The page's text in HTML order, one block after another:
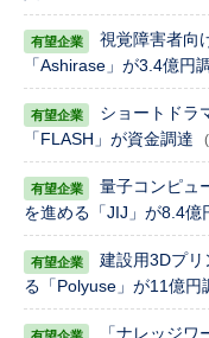
視覚障害者向
「Ashirase」が3.4億円
ショートドラ
「FLASH」が資金調達
量子コンピュ
を進める「JIJ」が8.4億
建設用3Dプ
る「Polyuse」が11億円
「ナレッジ